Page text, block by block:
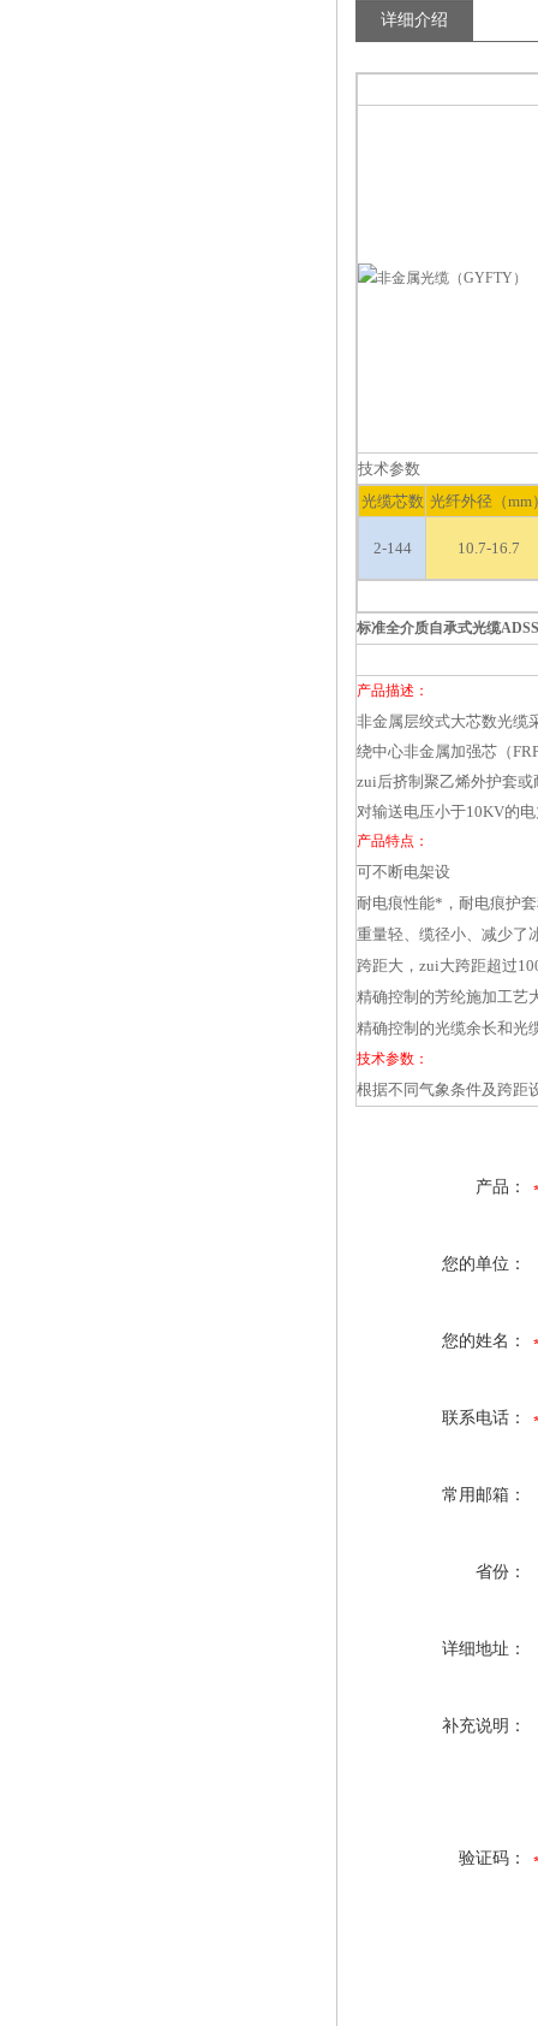
详细介绍
技术参数
光缆芯数 光纤外径（mm
2-144 10.7-16.7
标准全介质自承式光缆ADSS
产品描述：
非金属层绞式大芯数光缆
绕中心非金属加强芯（
zui后挤制聚乙烯外护套
对输送电压小于10KV的
产品特点：
可不断电架设
耐电痕性能*，耐电痕护
重量轻、缆径小、减少了
跨距大，zui大跨距超过
精确控制的芳纶施加工艺
精确控制的光缆余长和光
技术参数：
根据不同气象条件及跨距
产品：
您的单位：
您的姓名：
联系电话：
常用邮箱：
省份：
详细地址：
补充说明：
验证码：